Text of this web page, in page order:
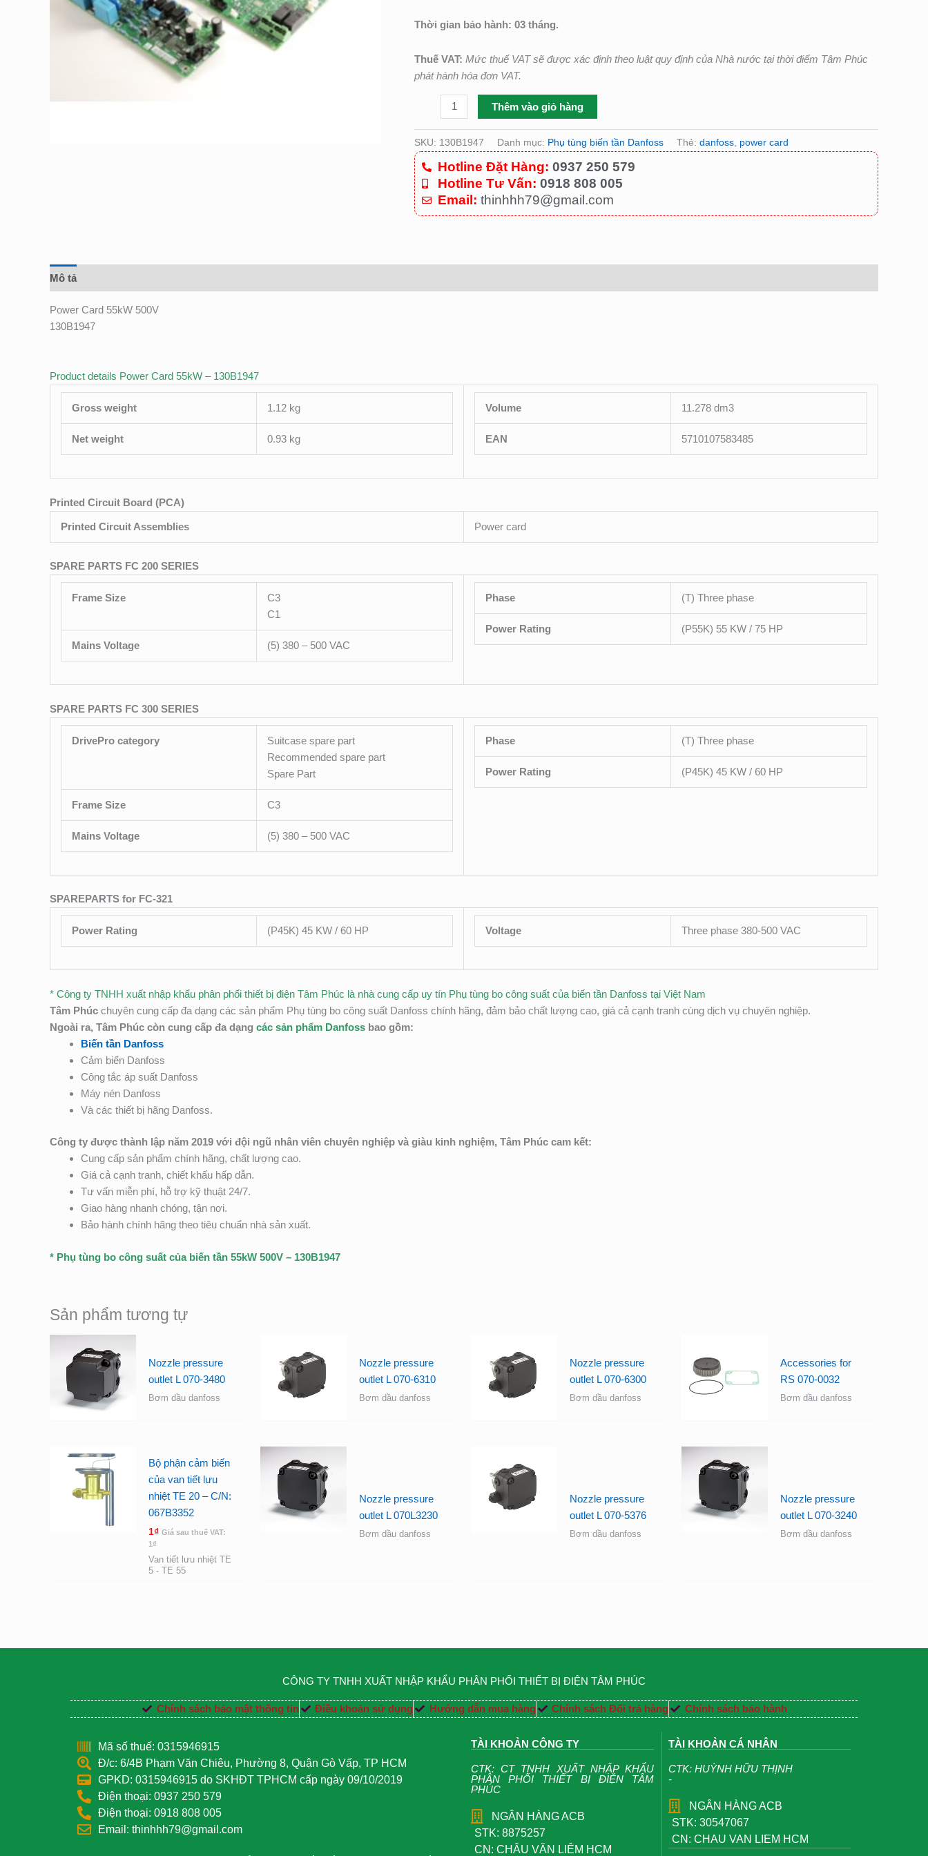
Thời gian bảo hành: 03 tháng.
Thuế VAT: Mức thuế VAT sẽ được xác định theo luật quy định của Nhà nước tại thời điểm Tâm Phúc
phát hành hóa đơn VAT.
130B1947
Thêm vào giỏ hàng
SKU: 130B1947 Danh mục: Phụ tùng biến tần Danfoss Thẻ: danfoss power card
Hotline Đặt Hàng: 0937 250 579
Hotline Tư Vấn: 0918 808 005
Email: thinhhh79@gmail.com
Mô tả
Power Card 55kW 500V
130B1947
Product details Power Card 55kW – 130B1947
Gross weight 1.12 kg
Net weight 0.93 kg
Volume 11.278 dm3
EAN 5710107583485
Printed Circuit Board (PCA)
Printed Circuit Assemblies Power card
SPARE PARTS FC 200 SERIES
Frame Size
C3
C1
Mains Voltage (5) 380 – 500 VAC
Phase (T) Three phase
Power Rating (P55K) 55 KW / 75 HP
SPARE PARTS FC 300 SERIES
DrivePro category
Suitcase spare part
Recommended spare part
Spare Part
Frame Size C3
Mains Voltage (5) 380 – 500 VAC
Phase (T) Three phase
Power Rating (P45K) 45 KW / 60 HP
SPAREPARTS for FC-321
Power Rating (P45K) 45 KW / 60 HP Voltage Three phase 380-500 VAC
* Công ty TNHH xuất nhập khẩu phân phối thiết bị điện Tâm Phúc là nhà cung cấp uy tín Phụ tùng bo công suất của biến tần Danfoss tại Việt Nam
Tâm Phúc chuyên cung cấp đa dạng các sản phẩm Phụ tùng bo công suất Danfoss chính hãng, đảm bảo chất lượng cao, giá cả cạnh tranh cùng dịch vụ chuyên nghiệp.
Ngoài ra, Tâm Phúc còn cung cấp đa dạng các sản phẩm Danfoss bao gồm:
Biến tần Danfoss
Cảm biến Danfoss
Công tắc áp suất Danfoss
Máy nén Danfoss
Và các thiết bị hãng Danfoss.
Công ty được thành lập năm 2019 với đội ngũ nhân viên chuyên nghiệp và giàu kinh nghiệm, Tâm Phúc cam kết:
Cung cấp sản phẩm chính hãng, chất lượng cao.
Giá cả cạnh tranh, chiết khấu hấp dẫn.
Tư vấn miễn phí, hỗ trợ kỹ thuật 24/7.
Giao hàng nhanh chóng, tận nơi.
Bảo hành chính hãng theo tiêu chuẩn nhà sản xuất.
* Phụ tùng bo công suất của biến tần 55kW 500V – 130B1947
Sản phẩm tương tự
Nozzle pressure
outlet L 070-3480
Bơm dầu danfoss
Nozzle pressure
outlet L 070-6310
Bơm dầu danfoss
Nozzle pressure
outlet L 070-6300
Bơm dầu danfoss
Accessories for
RS 070-0032
Bơm dầu danfoss
Bộ phận cảm biến
của van tiết lưu
nhiệt TE 20 – C/N:
067B3352
1₫ Giá sau thuế VAT:
1 ₫
Van tiết lưu nhiệt TE
5 - TE 55
Nozzle pressure
outlet L 070L3230
Bơm dầu danfoss
Nozzle pressure
outlet L 070-5376
Bơm dầu danfoss
Nozzle pressure
outlet L 070-3240
Bơm dầu danfoss
CÔNG TY TNHH XUẤT NHẬP KHẨU PHÂN PHỐI THIẾT BỊ ĐIỆN TÂM PHÚC
Chính sách bảo mật thông tin Điều khoản sử dụng Hướng dẫn mua hàng Chính sách Đổi trả hàng Chính sách bảo hành
Mã số thuế: 0315946915
Đ/c: 6/4B Phạm Văn Chiêu, Phường 8, Quận Gò Vấp, TP HCM
GPKD: 0315946915 do SKHĐT TPHCM cấp ngày 09/10/2019
Điện thoại: 0937 250 579
Điện thoại: 0918 808 005
Email: thinhhh79@gmail.com
TÀI KHOẢN CÔNG TY
CTK: CT TNHH XUẤT NHẬP KHẨU
PHÂN PHỐI THIẾT BỊ ĐIỆN TÂM
PHÚC
NGÂN HÀNG ACB
STK: 8875257
CN: CHÂU VĂN LIÊM HCM
TÀI KHOẢN CÁ NHÂN
CTK: HUỲNH HỮU THỊNH
-
NGÂN HÀNG ACB
STK: 30547067
CN: CHAU VAN LIEM HCM